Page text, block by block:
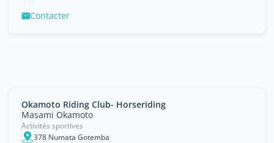
Contacter
Okamoto Riding Club- Horseriding
Masami Okamoto
Activités sportives
378 Numata Gotemba